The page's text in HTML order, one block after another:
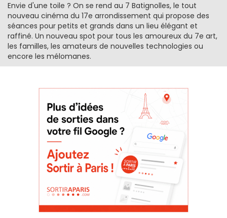
Envie d'une toile ? On se rend au 7 Batignolles, le tout
nouveau cinéma du 17e arrondissement qui propose des
séances pour petits et grands dans un lieu élégant et
raffiné. Un nouveau spot pour tous les amoureux du 7e art,
les familles, les amateurs de nouvelles technologies ou
encore les mélomanes.